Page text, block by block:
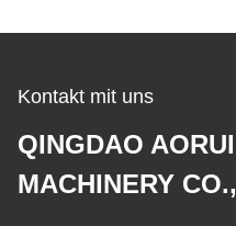
Kontakt mit uns
QINGDAO
MACHINERY